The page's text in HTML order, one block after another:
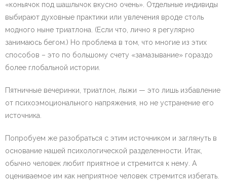
«коньячок под шашлычок вкусно очень». Отдельные индивиды
выбирают духовные практики или увлечения вроде столь
модного ныне триатлона. (Если что, лично я регулярно
занимаюсь бегом.) Но проблема в том, что многие из этих
способов – это по большому счету «замазывание» гораздо
более глобальной истории.
Пятничные вечеринки, триатлон, лыжи — это лишь избавление
от психоэмоционального напряжения, но не устранение его
источника.
Попробуем же разобраться с этим источником и заглянуть в
основание нашей психологической разделенности. Итак,
обычно человек любит приятное и стремится к нему. А
оцениваемое им как неприятное человек стремится избегать.